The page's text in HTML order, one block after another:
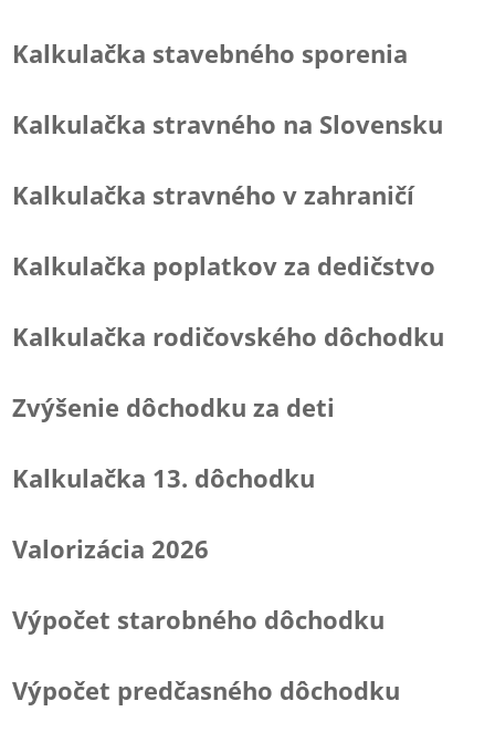
Kalkulačka stavebného sporenia
Kalkulačka stravného na Slovensku
Kalkulačka stravného v zahraničí
Kalkulačka poplatkov za dedičstvo
Kalkulačka rodičovského dôchodku
Zvýšenie dôchodku za deti
Kalkulačka 13. dôchodku
Valorizácia 2026
Výpočet starobného dôchodku
Výpočet predčasného dôchodku